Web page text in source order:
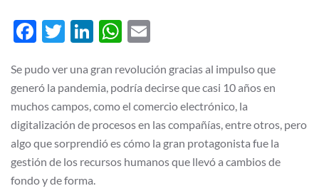
digital
estratégico
empresarial
Facebook
Twitter
LinkedIn
WhatsApp
Se pudo ver una gran revolución gracias al impulso que
generó la pandemia, podría decirse que casi 10 años en
muchos campos, como el comercio electrónico, la
digitalización de procesos en las compañías, entre otros, pero
algo que sorprendió es cómo la gran protagonista fue la
gestión de los recursos humanos que llevó a cambios de
fondo y de forma.